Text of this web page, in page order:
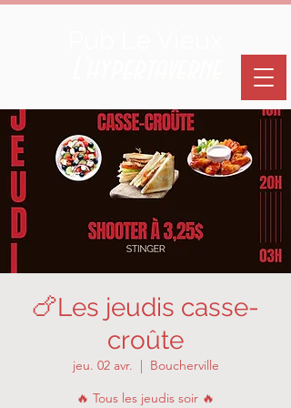
🍗Les jeudis casse-
croûte
jeu. 02 avr.
  |
Boucherville
🔥 Tous les jeudis soir 🔥